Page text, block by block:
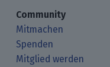
Community
Mitmachen
Spenden
Mitglied werden